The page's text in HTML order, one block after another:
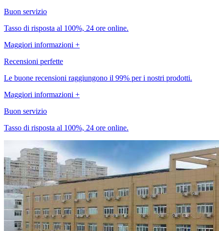
Buon servizio
Tasso di risposta al 100%, 24 ore online.
Maggiori informazioni +
Recensioni perfette
Le buone recensioni raggiungono il 99% per i nostri prodotti.
Maggiori informazioni +
Buon servizio
Tasso di risposta al 100%, 24 ore online.